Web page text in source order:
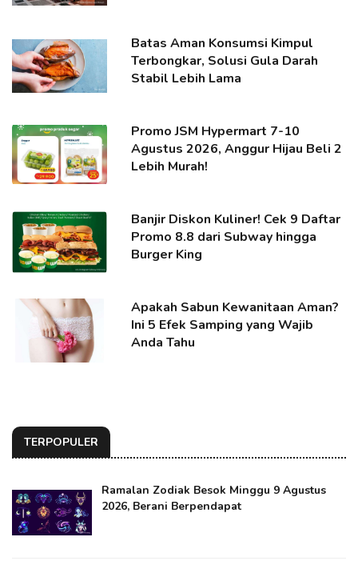
Batas Aman Konsumsi Kimpul
Terbongkar, Solusi Gula Darah
Stabil Lebih Lama
Promo JSM Hypermart 7-10
Agustus 2026, Anggur Hijau Beli 2
Lebih Murah!
Banjir Diskon Kuliner! Cek 9 Daftar
Promo 8.8 dari Subway hingga
Burger King
Apakah Sabun Kewanitaan Aman?
Ini 5 Efek Samping yang Wajib
Anda Tahu
TERPOPULER
Ramalan Zodiak Besok Minggu 9 Agustus
2026, Berani Berpendapat